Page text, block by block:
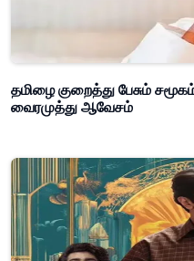
தமிழை குறைத்து பேசும்
வைரமுத்து ஆவேசம்